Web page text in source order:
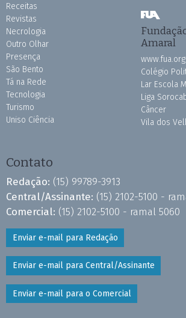
Receitas
Revistas
Necrologia
Outro Olhar
Presença
São Bento
Tá na Rede
Tecnologia
Turismo
Uniso Ciência
Amaral
Colégio
Lar Escola
Liga
Câncer
Vila dos
Contato
Redação: (15) 99789-3913
Central/Assinante: (15) 2102-5100 -
Comercial: (15) 2102-5100 - ramal 5060
Enviar e-mail para Redação
Enviar e-mail para Central/Assinante
Enviar e-mail para o Comercial